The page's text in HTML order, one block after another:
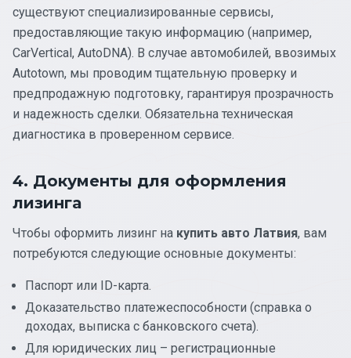
существуют специализированные сервисы,
предоставляющие такую информацию (например,
CarVertical, AutoDNA). В случае автомобилей, ввозимых
Autotown, мы проводим тщательную проверку и
предпродажную подготовку, гарантируя прозрачность
и надежность сделки. Обязательна техническая
диагностика в проверенном сервисе.
4. Документы для оформления
лизинга
Чтобы оформить лизинг на купить авто Латвия, вам
потребуются следующие основные документы:
Паспорт или ID-карта.
Доказательство платежеспособности (справка о
доходах, выписка с банковского счета).
Для юридических лиц – регистрационные